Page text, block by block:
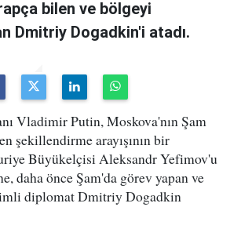
bilen ve bölgeyi
Dmitriy Dogadkin'i atadı.
Vladimir Putin, Moskova'nın Şam
şekillendirme arayışının bir
Büyükelçisi Aleksandr Yefimov'u
daha önce Şam'da görev yapan ve
diplomat Dmitriy Dogadkin